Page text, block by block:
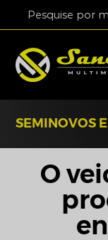
SEMINOVOS
O